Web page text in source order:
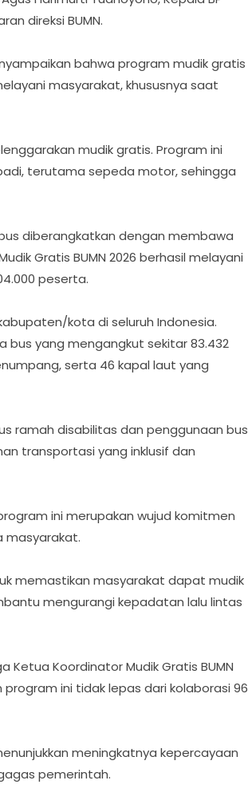
direksi BUMN.
bahwa program mudik gratis
masyarakat, khususnya saat
mudik gratis. Program ini
terutama sepeda motor, sehingga
diberangkatkan dengan membawa
Gratis BUMN 2026 berhasil melayani
peserta.
kota di seluruh Indonesia.
bus yang mengangkut sekitar 83.432
serta 46 kapal laut yang
ramah disabilitas dan penggunaan bus
transportasi yang inklusif dan
ini merupakan wujud komitmen
masyarakat.
memastikan masyarakat dapat mudik
mengurangi kepadatan lalu lintas
Ketua Koordinator Mudik Gratis BUMN
ini tidak lepas dari kolaborasi 96
meningkatnya kepercayaan
pemerintah.